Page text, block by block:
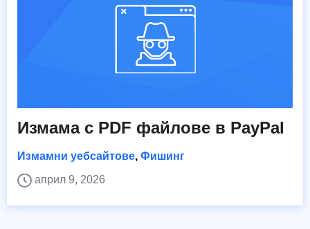
Измама с PDF файлове в PayPal
Измамни уебсайтове, Фишинг
април 9, 2026